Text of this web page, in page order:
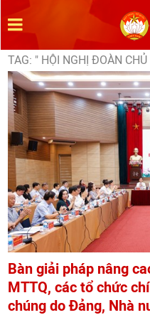
TAG: " HỘI NGHỊ ĐOÀN CHỦ
Bàn giải pháp nâng
MTTQ, các tổ chức
chúng do Đảng, Nhà